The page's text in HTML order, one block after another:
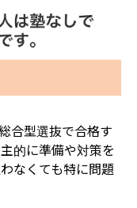
合型選抜で合格す
的に準備や対策を
なくても特に問題